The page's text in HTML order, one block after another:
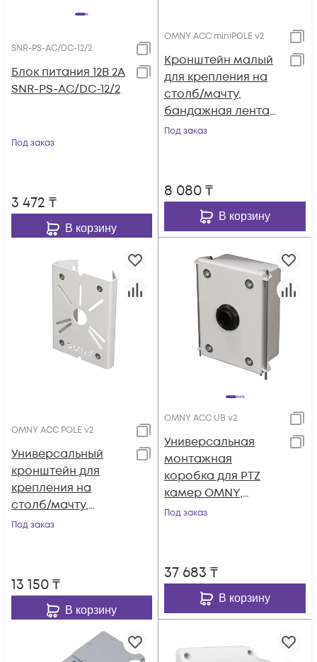
SNR-PS-AC/DC-12/2
Блок питания 12В 2А
SNR-PS-AC/DC-12/2
Под заказ
3 472 ₸
В корзину
OMNY ACC miniPOLE v2
Кронштейн малый
для крепления на
столб/мачту,
бандажная лента
9мм, 20мм,
Под заказ
8 080₸
В корзину
OMNY ACC POLE v2
Универсальный
кронштейн для
крепления на
столб/мачту,
бандажная лента
Под заказ
13 150₸
В корзину
OMNY ACC UB v2
Универсальная
монтажная
коробка для PTZ
камер OMNY,
монтаж на стену,
Под заказ
37 683 ₸
В корзину